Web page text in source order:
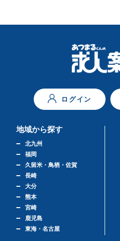
ログイン
地域から探す
北九州
福岡
久留米・鳥栖・佐賀
長崎
大分
熊本
宮崎
鹿児島
東海・名古屋